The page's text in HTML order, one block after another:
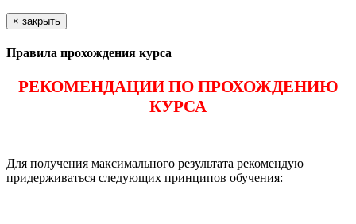
× закрыть
Правила прохождения курса
РЕКОМЕНДАЦИИ ПО ПРОХОЖДЕНИЮ
КУРСА
Для получения максимального результата рекомендую
придерживаться следующих принципов обучения: